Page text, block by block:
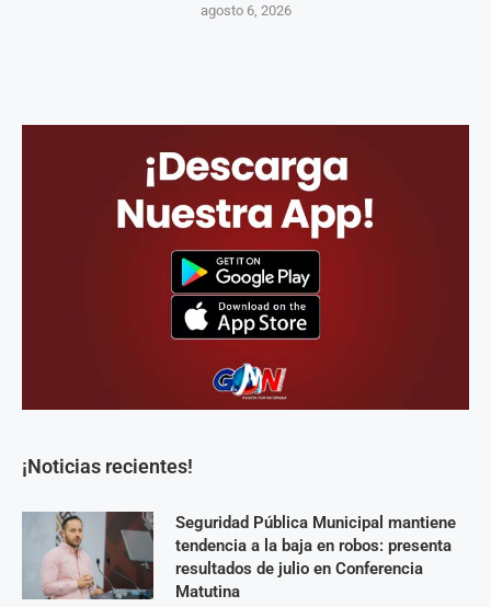
agosto 6, 2026
¡Noticias recientes!
Seguridad Pública Municipal mantiene
tendencia a la baja en robos: presenta
resultados de julio en Conferencia
Matutina